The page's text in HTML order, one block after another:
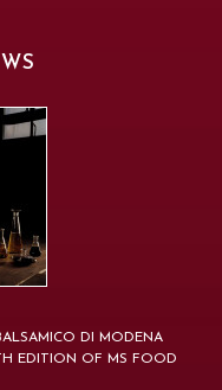
DI MODENA
EDITION OF MS FOOD